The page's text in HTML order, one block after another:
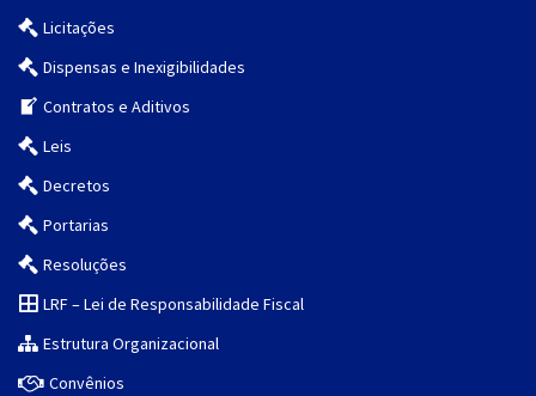
Licitações
Dispensas e Inexigibilidades
Contratos e Aditivos
Leis
Decretos
Portarias
Resoluções
LRF – Lei de Responsabilidade Fiscal
Estrutura Organizacional
Convênios